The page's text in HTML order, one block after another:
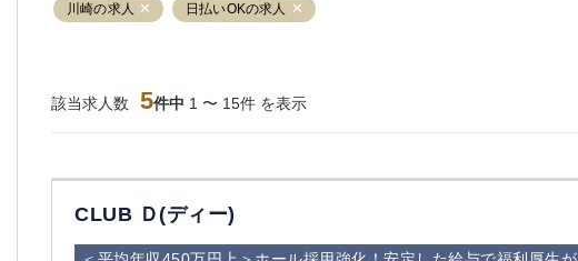
川崎の求人 日払いOKの求人
該当求人数 5件中 1 〜 15件 を表示
CLUB Ｄ(ディー)
大山
赤坂
ひばりヶ丘（北
学芸大学
の好立地！
京メトロ南北線
宿